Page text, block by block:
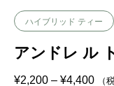
ハイブリッド ティー
アンドレ ル
¥2,200 – ¥4,400価（